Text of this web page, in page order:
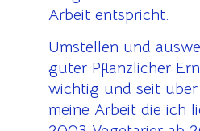
Arbeit entspricht.
Umstellen und
guter Pflanzlicher
wichtig und seit über
meine Arbeit die ich